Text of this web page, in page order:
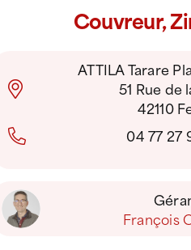
Couvreur,
ATTILA Tarare
51 Rue de
42110
04 77 27
François